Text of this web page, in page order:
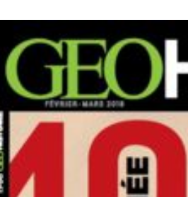
[ 05/05 ] La
[ 18/01 ] Sale